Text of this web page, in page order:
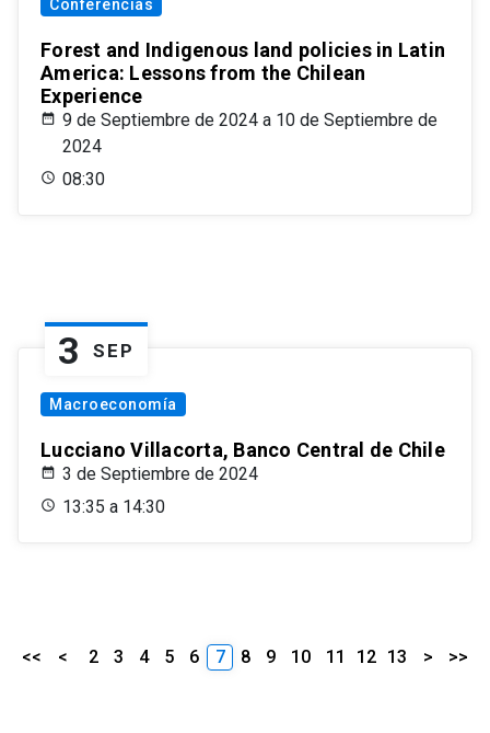
Conferencias
Forest and Indigenous land policies in Latin
America: Lessons from the Chilean
Experience
9 de Septiembre de 2024 a 10 de Septiembre de
2024
08:30
3 SEP
Macroeconomía
Lucciano Villacorta, Banco Central de Chile
3 de Septiembre de 2024
13:35 a 14:30
<< < 2 3 4 5 6 7 8 9 10 11 12 13 > >>